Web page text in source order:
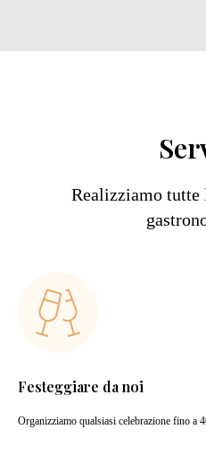
Realizziamo tutte
Festeggiare da noi
Organizziamo qualsiasi celebrazione fino a